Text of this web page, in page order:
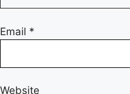
Email *
Website